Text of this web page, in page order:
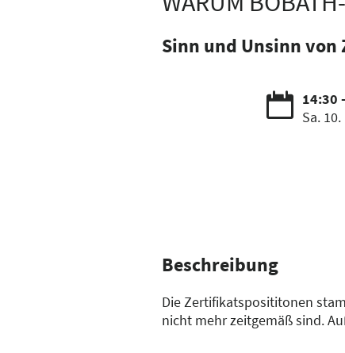
Sinn und Unsinn
14:30
Sa.
Beschreibung
Die Zertifikatsposititonen
nicht mehr zeitgemäß sind.